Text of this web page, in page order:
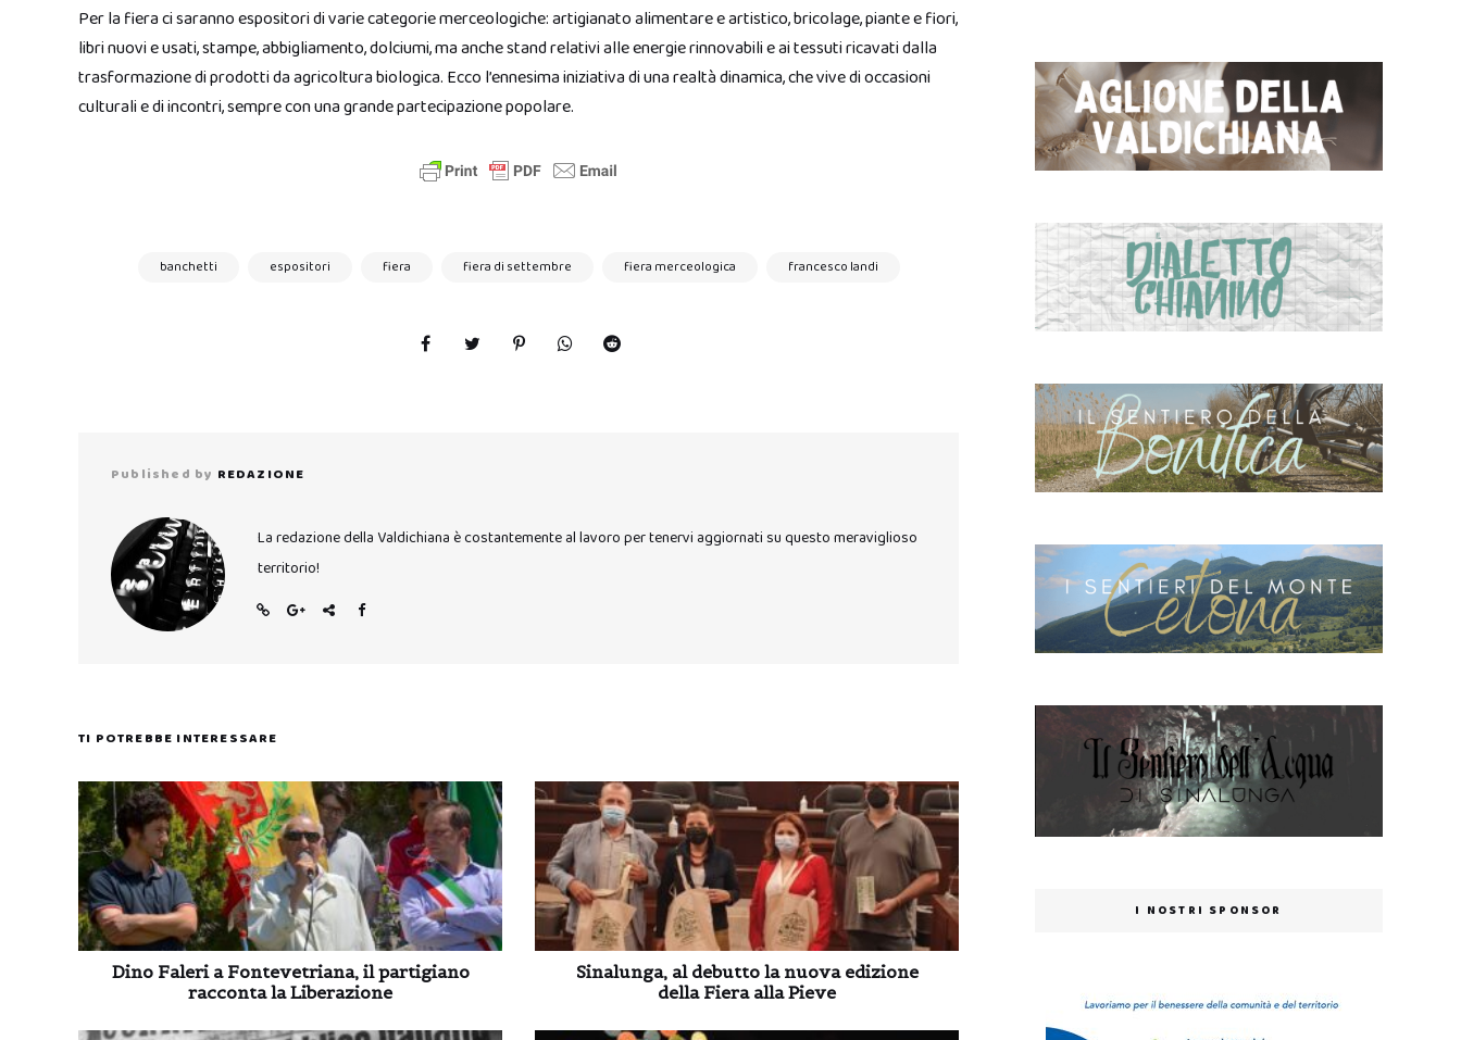
Per la fiera ci saranno espositori di varie categorie merceologiche: artigianato alimentare e artistico, bricolage, piante e fiori,
libri nuovi e usati, stampe, abbigliamento, dolciumi, ma anche stand relativi alle energie rinnovabili e ai tessuti ricavati dalla
trasformazione di prodotti da agricoltura biologica. Ecco l’ennesima iniziativa di una realtà dinamica, che vive di occasioni
culturali e di incontri, sempre con una grande partecipazione popolare.
banchetti espositori fiera fiera di settembre fiera merceologica francesco landi
Published by REDAZIONE
La redazione della Valdichiana è costantemente al lavoro per tenervi aggiornati su questo meraviglioso
territorio!
TI POTREBBE INTERESSARE
Dino Faleri a Fontevetriana, il partigiano
racconta la Liberazione
Sinalunga, al debutto la nuova edizione
della Fiera alla Pieve
I NOSTRI SPONSOR